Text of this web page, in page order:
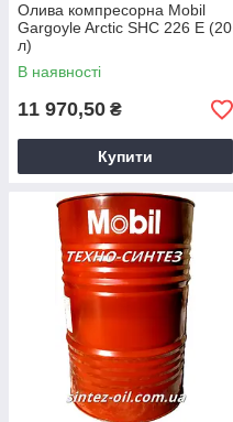
Олива компресорна Mobil
Gargoyle Arctic SHC 226 E (20
л)
В наявності
11 970,50 ₴
Купити